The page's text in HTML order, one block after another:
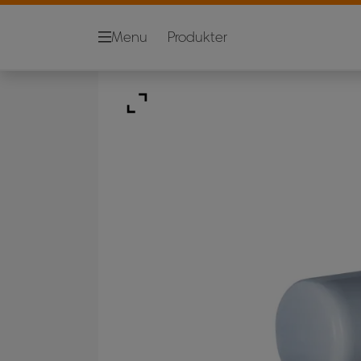
Menu Produkter